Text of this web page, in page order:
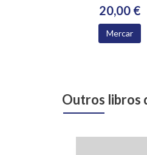
20,00 €
Mercar
Outros libros